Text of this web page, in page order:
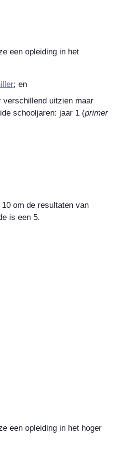
een opleiding in het
; en
verschillend uitzien maar
schooljaren: jaar 1 (primer
om de resultaten van
is een 5.
een opleiding in het hoger